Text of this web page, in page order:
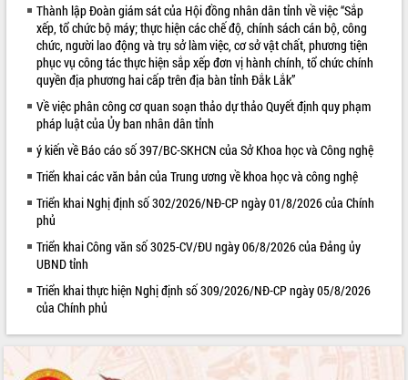
Loading the player...
Trailer Lễ hội Sầu riêng Đắk Lắk năm
2026
Khám bệnh, cấp phát thuốc miễn phí
và tặng quà người dân xã Cư Pui
Hội nghị UBND tỉnh Đắk Lắk thường kỳ
tháng 7/2026
Lễ truy tặng danh hiệu “Bà Mẹ Việt
Lao động
UBND tỉnh Đắk Lắk triển khai nhiệm
vụ 6 tháng cuối năm 2026
Kỳ họp thứ Hai, Hội đồng nhân dân
tỉnh khóa XI quyết nghị nhiều nội dung
quan trọng
Bí thư Tỉnh ủy Lương Nguyễn Minh
Triết thăm, tặng quà người có công với
cách mạng
LIÊN KẾT WEB
Thành lập Đoàn giám sát của Hội đồng nhân dân tỉnh về việc “Sắp
xếp, tổ chức bộ máy; thực hiện các chế độ, chính sách cán bộ, công
chức, người lao động và trụ sở làm việc, cơ sở vật chất, phương tiện
phục vụ công tác thực hiện sắp xếp đơn vị hành chính, tổ chức chính
quyền địa phương hai cấp trên địa bàn tỉnh Đắk Lắk”
Về việc phân công cơ quan soạn thảo dự thảo Quyết định quy phạm
pháp luật của Ủy ban nhân dân tỉnh
ý kiến về Báo cáo số 397/BC-SKHCN của Sở Khoa học và Công nghệ
Triển khai các văn bản của Trung ương về khoa học và công nghệ
Triển khai Nghị định số 302/2026/NĐ-CP ngày 01/8/2026 của Chính
phủ
Triển khai Công văn số 3025-CV/ĐU ngày 06/8/2026 của Đảng ủy
UBND tỉnh
Triển khai thực hiện Nghị định số 309/2026/NĐ-CP ngày 05/8/2026
của Chính phủ